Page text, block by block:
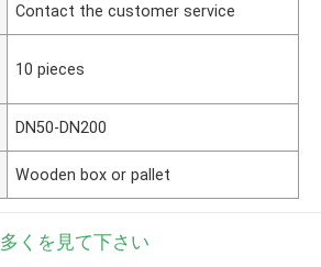
Contact the customer service
10 pieces
DN50-DN200
Wooden box or pallet
多くを見て下さい